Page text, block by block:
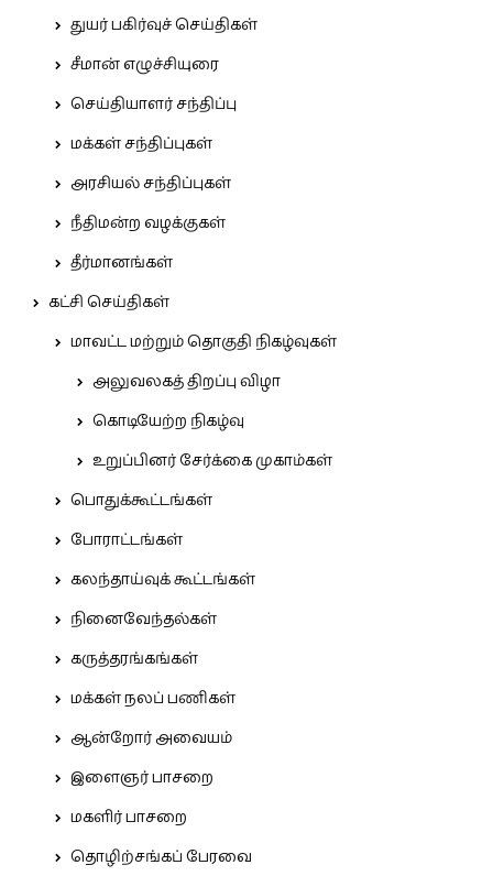
துயர் பகிர்வுச் செய்திகள்
சீமான் எழுச்சியுரை
செய்தியாளர் சந்திப்பு
மக்கள் சந்திப்புகள்
அரசியல் சந்திப்புகள்
நீதிமன்ற வழக்குகள்
தீர்மானங்கள்
கட்சி செய்திகள்
மாவட்ட மற்றும் தொகுதி நிகழ்வுகள்
அலுவலகத் திறப்பு விழா
கொடியேற்ற நிகழ்வு
உறுப்பினர் சேர்க்கை முகாம்கள்
பொதுக்கூட்டங்கள்
போராட்டங்கள்
கலந்தாய்வுக் கூட்டங்கள்
நினைவேந்தல்கள்
கருத்தரங்கங்கள்
மக்கள் நலப் பணிகள்
ஆன்றோர் அவையம்
இளைஞர் பாசறை
மகளிர் பாசறை
தொழிற்சங்கப் பேரவை